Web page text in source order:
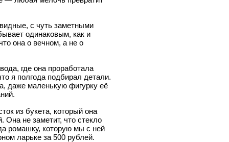
с чуть заметными
одинаковым, как и
она о вечном, а не о
где она проработала
я полгода подбирал детали.
даже маленькую фигурку её
из букета, который она
Она не заметит, что стекло
ромашку, которую мы с ней
ларьке за 500 рублей.